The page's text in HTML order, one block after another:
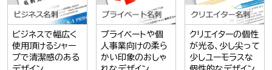
ビジネスで幅広く
使用頂けるシャー
プで清潔感のある
プライベートや個
人事業向けの柔ら
かい印象のおしゃ
クリエイターの個性
が光る、少し尖って
少しユーモラスな